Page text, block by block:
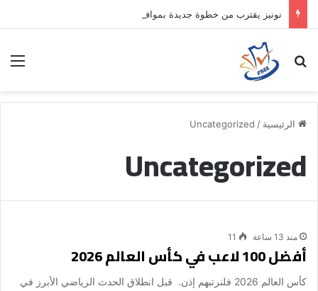
نونيز يقترب من خطوة جديدة بموافقة الهلال
بحث عن
الرئيسية /
Uncategorized
Uncategorized
منذ 13 ساعة 11
أفضل 100 لاعب في كأس العالم 2026
كأس العالم 2026 فلنرتبهم إذن. قبل انطلاق الحدث الرياضي الأبرز في